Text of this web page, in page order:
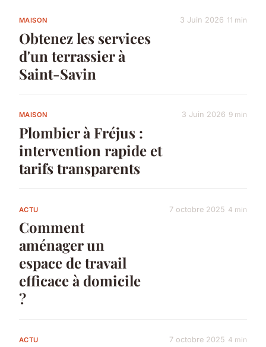
MAISON
Obtenez les services
d'un terrassier à
Saint-Savin
3 Juin 2026 11 min
MAISON
Plombier à Fréjus :
intervention rapide et
tarifs transparents
3 Juin 2026 9 min
ACTU
Comment
aménager un
espace de travail
efficace à domicile
?
7 octobre 2025 4 min
ACTU 7 octobre 2025 4 min